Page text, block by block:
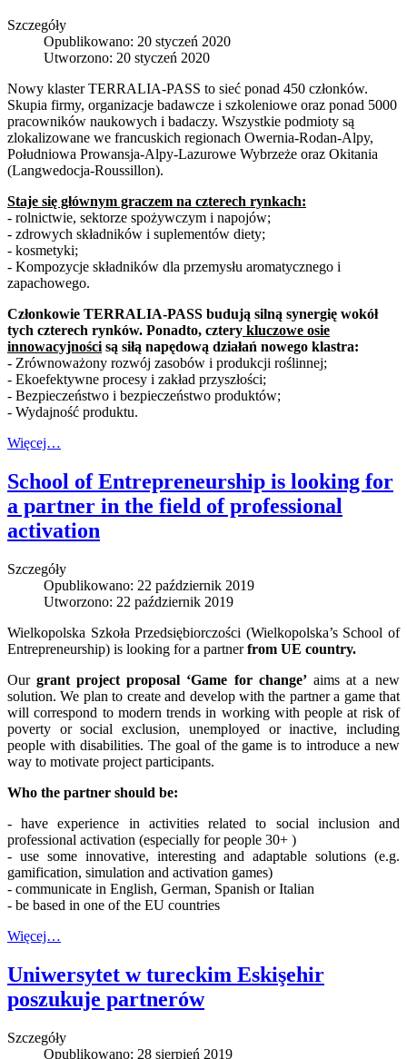
Szczegóły
Opublikowano: 20 styczeń 2020
Utworzono: 20 styczeń 2020
Nowy klaster TERRALIA-PASS to sieć ponad 450 członków.
Skupia firmy, organizacje badawcze i szkoleniowe oraz ponad 5000
pracowników naukowych i badaczy. Wszystkie podmioty są
zlokalizowane we francuskich regionach Owernia-Rodan-Alpy,
Południowa Prowansja-Alpy-Lazurowe Wybrzeże oraz Okitania
(Langwedocja-Roussillon).
Staje się głównym graczem na czterech rynkach:
- rolnictwie, sektorze spożywczym i napojów;
- zdrowych składników i suplementów diety;
- kosmetyki;
- Kompozycje składników dla przemysłu aromatycznego i
zapachowego.
Członkowie TERRALIA-PASS budują silną synergię wokół
tych czterech rynków. Ponadto, cztery kluczowe osie
innowacyjności są siłą napędową działań nowego klastra:
- Zrównoważony rozwój zasobów i produkcji roślinnej;
- Ekoefektywne procesy i zakład przyszłości;
- Bezpieczeństwo i bezpieczeństwo produktów;
- Wydajność produktu.
Więcej…
School of Entrepreneurship is looking for
a partner in the field of professional
activation
Szczegóły
Opublikowano: 22 październik 2019
Utworzono: 22 październik 2019
Wielkopolska Szkoła Przedsiębiorczości (Wielkopolska’s School of
Entrepreneurship) is looking for a partnerfrom UE country.
Ourgrant project proposal ‘Game for change’aims at a new
solution. We plan to create and develop with the partner a game that
will correspond to modern trends in working with people at risk of
poverty or social exclusion, unemployed or inactive, including
people with disabilities. The goal of the game is to introduce a new
way to motivate project participants.
Who the partner should be:
- have experience in activities related to social inclusion and
professional activation (especially for people 30+ )
- use some innovative, interesting and adaptable solutions (e.g.
gamification, simulation and activation games)
- communicate in English, German, Spanish or Italian
- be based in one of the EU countries
Więcej…
Uniwersytet w tureckim Eskişehir
poszukuje partnerów
Szczegóły
Opublikowano: 28 sierpień 2019